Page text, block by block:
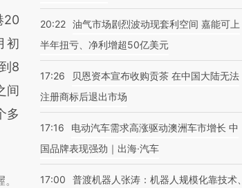
章
而
原
20
初
8
间
多
20:22 油气市场剧烈波动现套利空间 嘉能可上
半年扭亏、净利增超50亿美元
17:26
贝恩资本宣布收购贡茶 在中国大陆无法
注册商标后退出市场
17:16
电动汽车需求高涨驱动澳洲车市增长 中
国品牌表现强劲｜出海·汽车
17:00
普渡机器人张涛：机器人规模化靠技术、